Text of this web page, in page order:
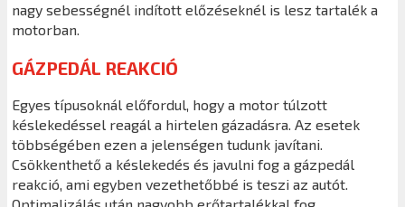
nagy sebességnél indított előzéseknél is lesz tartalék a
motorban.
GÁZPEDÁL REAKCIÓ
Egyes típusoknál előfordul, hogy a motor túlzott
késlekedéssel reagál a hirtelen gázadásra. Az esetek
többségében ezen a jelenségen tudunk javítani.
Csökkenthető a késlekedés és javulni fog a gázpedál
reakció, ami egyben vezethetőbbé is teszi az autót.